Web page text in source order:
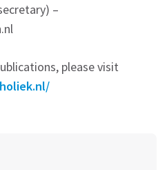
–
please visit